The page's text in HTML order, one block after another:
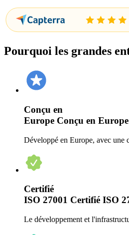
Pourquoi les grandes
Conçu en
Europe Conçu en Europe
Développé en Europe, avec une
Certifié
ISO 27001 Certifié ISO
Le développement et